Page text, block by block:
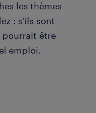
les thèmes
: s'ils sont
être
emploi.